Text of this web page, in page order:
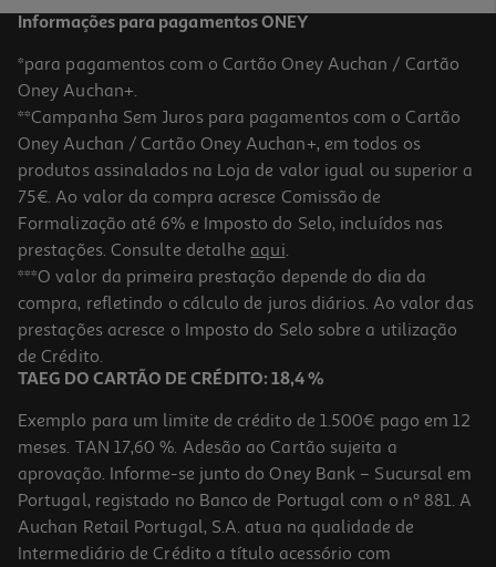
5.0
Autocolantes Auchan Modelos Sortidos
0.89 €/un
0,89 €
Informações para pagamentos ONEY
*para pagamentos com o Cartão Oney Auchan / Cartão
Oney Auchan+.
**Campanha Sem Juros para pagamentos com o Cartão
Oney Auchan / Cartão Oney Auchan+, em todos os
produtos assinalados na Loja de valor igual ou superior a
75€. Ao valor da compra acresce Comissão de
Formalização até 6% e Imposto do Selo, incluídos nas
prestações. Consulte detalhe aqui.
***O valor da primeira prestação depende do dia da
compra, refletindo o cálculo de juros diários. Ao valor das
prestações acresce o Imposto do Selo sobre a utilização
de Crédito.
TAEG DO CARTÃO DE CRÉDITO: 18,4 %
Exemplo para um limite de crédito de 1.500€ pago em 12
meses. TAN 17,60 %. Adesão ao Cartão sujeita a
aprovação. Informe-se junto do Oney Bank – Sucursal em
Portugal, registado no Banco de Portugal com o nº 881. A
Auchan Retail Portugal, S.A. atua na qualidade de
Intermediário de Crédito a título acessório com